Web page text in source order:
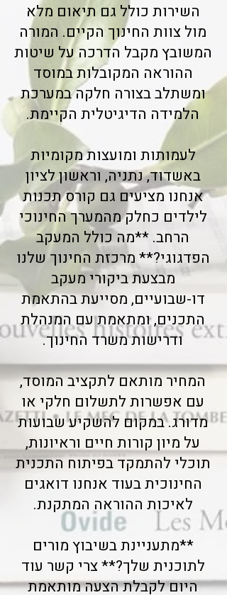
השירות כולל גם תיאום מלא
מול צוות החינוך הקיים. המורה
המשובץ מקבל הדרכה על שיטות
ההוראה המקובלות במוסד
ומשתלב בצורה חלקה במערכת
הלמידה הדיגיטלית הקיימת.
לעמותות ומועצות מקומיות
באשדוד, נתניה, וראשון לציון
אנחנו מציעים גם קורס תכנות
לילדים כחלק מהמערך החינוכי
הרחב. **מה כולל המעקב
הפדגוגי?** מרכזת החינוך שלנו
מבצעת ביקורי מעקב
דו-שבועיים, מסייעת בהתאמת
התכנים, ומתאמת עם המנהלת
ודרישות משרד החינוך.
המחיר מותאם לתקציב המוסד,
עם אפשרות לתשלום חלקי או
מדורג. במקום להשקיע שבועות
על מיון קורות חיים וראיונות,
תוכלי להתמקד בפיתוח התכנית
החינוכית בעוד אנחנו דואגים
לאיכות ההוראה המתקנת.
**מתעניינת בשיבוץ מורים
לתוכנית שלך?** צרי קשר עוד
היום לקבלת הצעה מותאמת